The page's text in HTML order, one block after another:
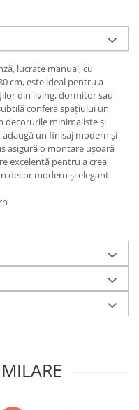
lucrate manual, cu
cm, este ideal pentru a
din living, dormitor sau
conferă spațiului un
decorurile minimaliste și
un finisaj modern și
asigură o montare ușoară
excelentă pentru a crea
decor modern și elegant.